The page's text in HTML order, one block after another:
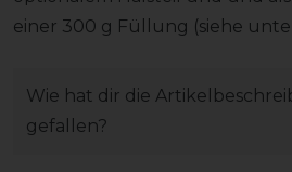
einer 300 g Füllung (siehe
Wie hat dir die
gefallen?